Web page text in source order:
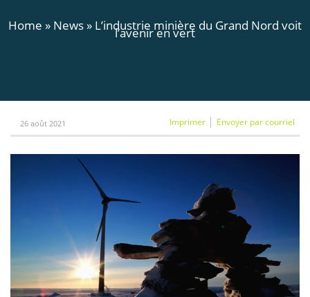
Home » News » L’industrie minière du Grand Nord voit
l’avenir en vert
Imprimer Envoyer par courriel
26 août 2021